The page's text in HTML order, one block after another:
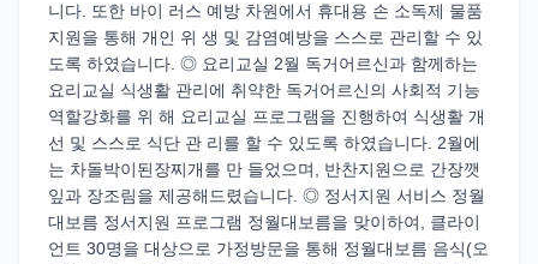
니다. 또한 바이 러스 예방 차원에서 휴대용 손 소독제 물품
지원을 통해 개인 위 생 및 감염예방을 스스로 관리할 수 있
도록 하였습니다. ◎ 요리교실 2월 독거어르신과 함께하는
요리교실 식생활 관리에 취약한 독거어르신의 사회적 기능
역할강화를 위 해 요리교실 프로그램을 진행하여 식생활 개
선 및 스스로 식단 관 리를 할 수 있도록 하였습니다. 2월에
는 차돌박이된장찌개를 만 들었으며, 반찬지원으로 간장깻
잎과 장조림을 제공해드렸습니다. ◎ 정서지원 서비스 정월
대보름 정서지원 프로그램 정월대보름을 맞이하여, 클라이
언트 30명을 대상으로 가정방문을 통해 정월대보름 음식(오